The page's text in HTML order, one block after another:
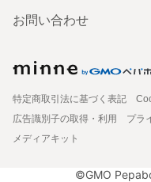
お問い合わせ
特定商取引法に基づく表記
広告識別子の取得・利用
プラ
メディアキット
©GMO